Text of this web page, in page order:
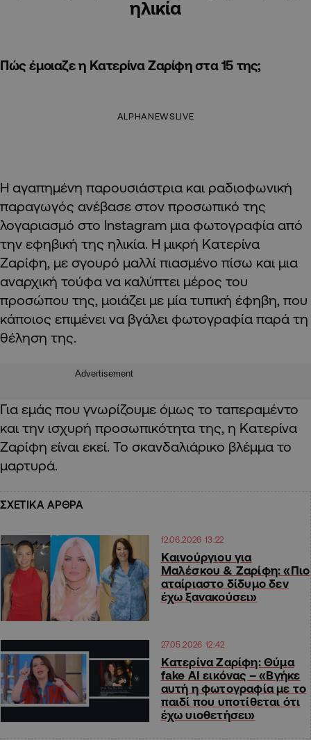
ηλικία
Πώς έμοιαζε η Κατερίνα Ζαρίφη στα 15 της;
ALPHANEWSLIVE
Η αγαπημένη παρουσιάστρια και ραδιοφωνική
παραγωγός ανέβασε στον προσωπικό της
λογαριασμό στο Instagram μια φωτογραφία από
την εφηβική της ηλικία. Η μικρή Κατερίνα
Ζαρίφη, με σγουρό μαλλί πιασμένο πίσω και μια
αναρχική τούφα να καλύπτει μέρος του
προσώπου της, μοιάζει με μία τυπική έφηβη, που
κάποιος επιμένει να βγάλει φωτογραφία παρά τη
θέληση της.
Advertisement
Για εμάς που γνωρίζουμε όμως το ταπεραμέντο
και την ισχυρή προσωπικότητα της, η Κατερίνα
Ζαρίφη είναι εκεί. Το σκανδαλιάρικο βλέμμα το
μαρτυρά.
ΣΧΕΤΙΚΑ ΑΡΘΡΑ
12.06.2026 13:22
Καινούργιου για
Μαλέσκου & Ζαρίφη: «Πιο
αταίριαστο δίδυμο δεν
έχω ξανακούσει»
27.05.2026 12:42
Κατερίνα Ζαρίφη: Θύμα
fake AI εικόνας – «Βγήκε
αυτή η φωτογραφία με το
παιδί που υποτίθεται ότι
έχω υιοθετήσει»